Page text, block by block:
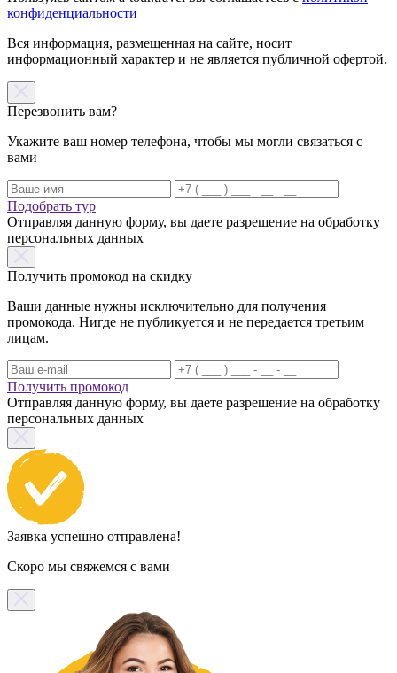
конфиденциальности
Вся информация, размещенная на сайте, носит
информационный характер и не является публичной офертой.
Перезвонить вам?
Укажите ваш номер телефона, чтобы мы могли связаться с
вами
Подобрать тур
Отправляя данную форму, вы даете разрешение на обработку
персональных данных
Получить промокод на скидку
Ваши данные нужны исключительно для получения
промокода. Нигде не публикуется и не передается третьим
лицам.
Получить промокод
Отправляя данную форму, вы даете разрешение на обработку
персональных данных
Заявка успешно отправлена!
Скоро мы свяжемся с вами